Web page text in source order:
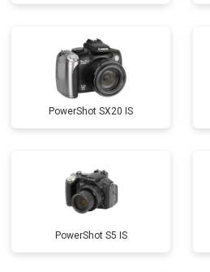
PowerShot SX20 IS
PowerShot S5 IS